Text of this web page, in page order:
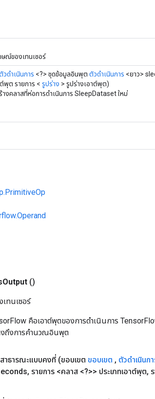
ณ์ของเทนเซอร์
วดำเนินการ <?> ชุดข้อมูลอินพุต ตัวดำเนินการ <ยาว>
พุต รายการ < รูปร่าง > รูปร่างเอาต์พุต)
างคลาสที่ห่อการดำเนินการ SleepDataset ใหม่
Output ()
ทนเซอร์
คือเอาต์พุตของการดำเนินการ
ถึงการคำนวณอินพุต
สาธารณะแบบคงที่ (ขอบเขต ขอบเขต , ตัวดำเนินก
, รายการ <คลาส <?>> ประเภทเอาต์พุต,